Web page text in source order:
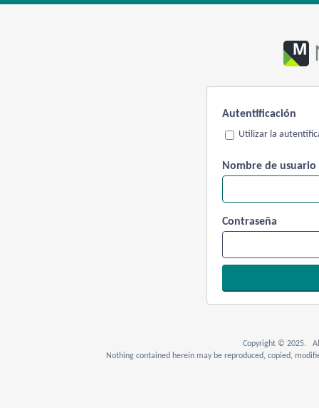
Autentificación
Utilizar la
Nombre de usuario
Contraseña
Copyright © 2025. All
Nothing contained herein may be reproduced, copied,